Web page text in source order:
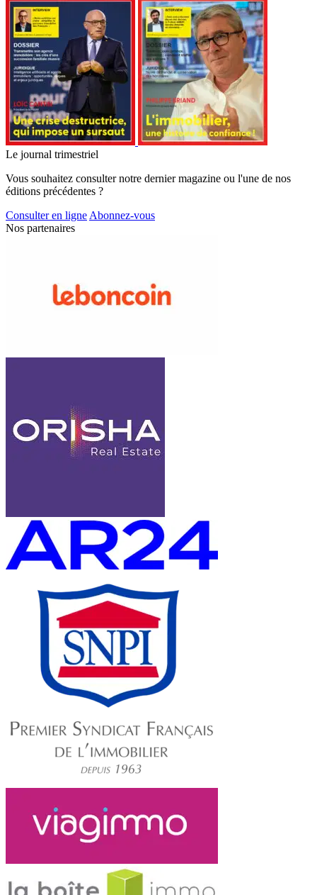
Le journal trimestriel
Vous souhaitez consulter notre dernier magazine ou l'une de nos
éditions précédentes ?
Consulter en ligne Abonnez-vous
Nos partenaires